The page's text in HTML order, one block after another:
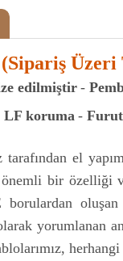
(Sipariş
edilmiştir -
LF koruma-
el
bir